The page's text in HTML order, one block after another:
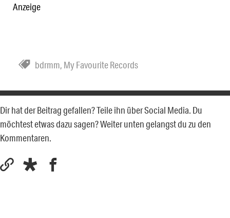
Anzeige
bdrmm, My Favourite Records
Dir hat der Beitrag gefallen? Teile ihn über Social Media. Du
möchtest etwas dazu sagen? Weiter unten gelangst du zu den
Kommentaren.